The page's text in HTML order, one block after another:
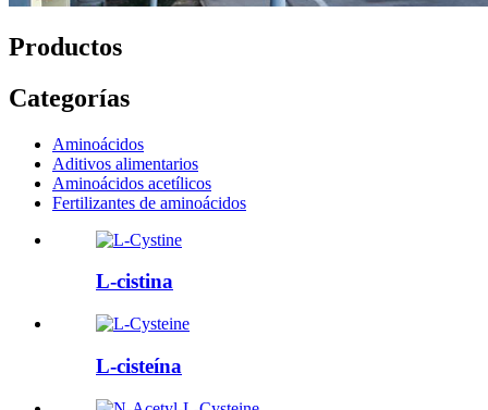
Productos
Categorías
Aminoácidos
Aditivos alimentarios
Aminoácidos acetílicos
Fertilizantes de aminoácidos
L-cistina
L-cisteína